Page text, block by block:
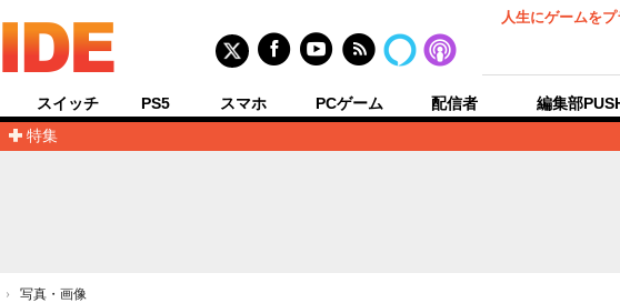
人生にゲームを
特集
スイッチ PS5 スマホ PCゲーム 配信者 編集部
› 写真・画像